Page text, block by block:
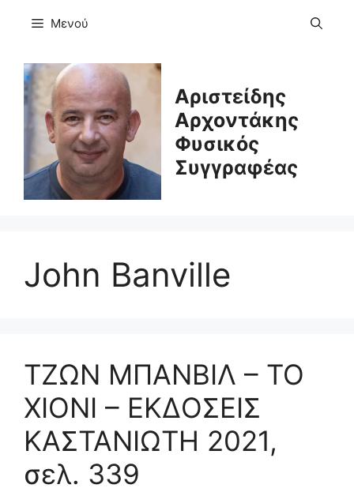
Μενού
Αριστείδης
Αρχοντάκης
Φυσικός
Συγγραφέας
John Banville
ΤΖΩΝ ΜΠΑΝΒΙΛ – ΤΟ
ΧΙΟΝΙ – ΕΚΔΟΣΕΙΣ
ΚΑΣΤΑΝΙΩΤΗ 2021,
σελ. 339